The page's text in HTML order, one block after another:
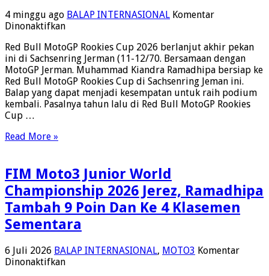
4 minggu ago BALAP INTERNASIONAL Komentar
Dinonaktifkanpada
Red
Bull
Rookies
Sachsenring,
Ramadhipa
Podium
Red Bull MotoGP Rookies Cup 2026 berlanjut akhir pekan
ini di Sachsenring Jerman (11-12/70. Bersamaan dengan
MotoGP Jerman. Muhammad Kiandra Ramadhipa bersiap ke
Red Bull MotoGP Rookies Cup di Sachsenring Jeman ini.
Balap yang dapat menjadi kesempatan untuk raih podium
kembali. Pasalnya tahun lalu di Red Bull MotoGP Rookies
Cup …
Read More »
FIM Moto3 Junior World
Championship 2026 Jerez, Ramadhipa
Tambah 9 Poin Dan Ke 4 Klasemen
Sementara
6 Juli 2026 BALAP INTERNASIONAL, MOTO3 Komentar
Dinonaktifkanpada